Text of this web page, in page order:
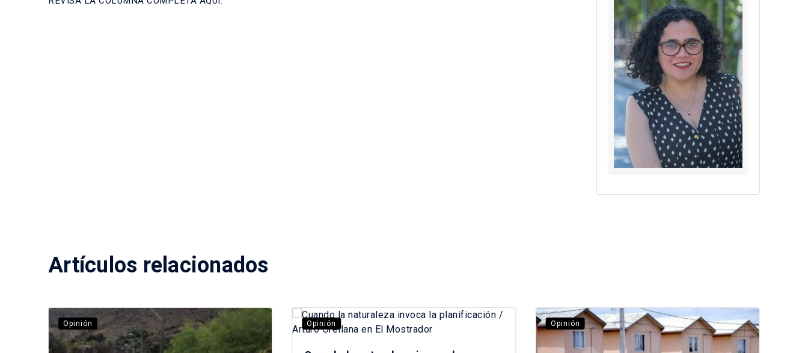
Artículos relacionados
Opinión Opinión Opinión